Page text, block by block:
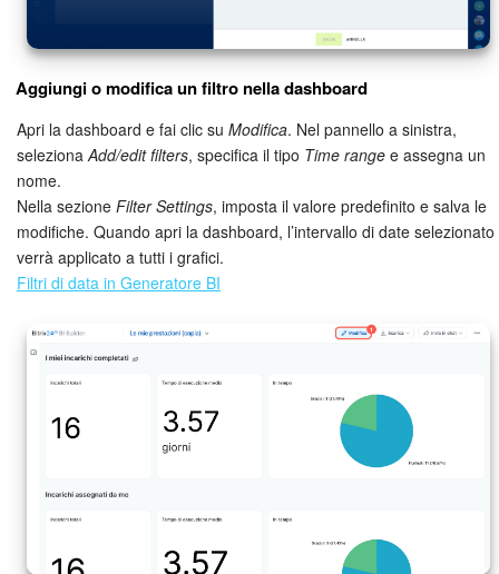
Aggiungi o modifica un filtro nella dashboard
Apri la dashboard e fai clic su Modifica. Nel pannello a sinistra,
seleziona Add/edit filters, specifica il tipo Time range e assegna un
nome.
Nella sezione Filter Settings, imposta il valore predefinito e salva le
modifiche. Quando apri la dashboard, l’intervallo di date selezionato
verrà applicato a tutti i grafici.
Filtri di data in Generatore BI